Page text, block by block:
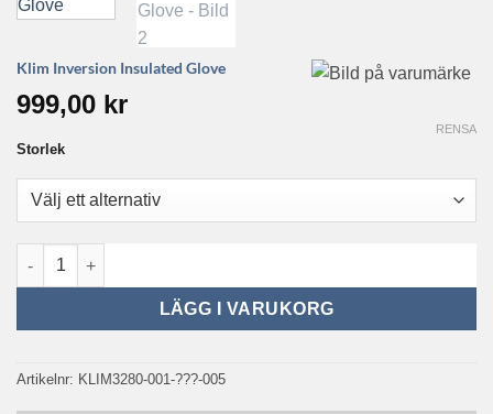
Klim Inversion Insulated Glove
999,00 kr
Storlek
RENSA
Klim Inversion Insulated Glove mängd
LÄGG I VARUKORG
Artikelnr: KLIM3280-001-???-005